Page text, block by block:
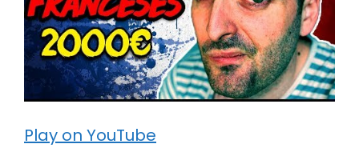
Play on YouTube